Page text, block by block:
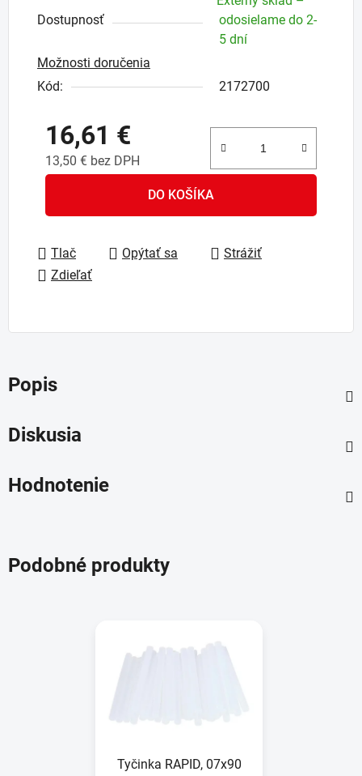
Dostupnosť
odosielame do 2-
5 dní
Možnosti doručenia
Kód:
2172700
16,61 €
13,50 € bez DPH
DO KOŠÍKA
Tlač Opýtať sa
Strážiť
Zdieľať
Popis
Diskusia
Hodnotenie
Podobné produkty
Tyčinka RAPID, 07x90